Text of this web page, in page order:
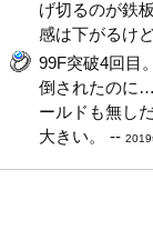
げ切るのが鉄
感は下がるけ
99F突破4回目
倒されたのに
ールドも無し
大きい。 --2019